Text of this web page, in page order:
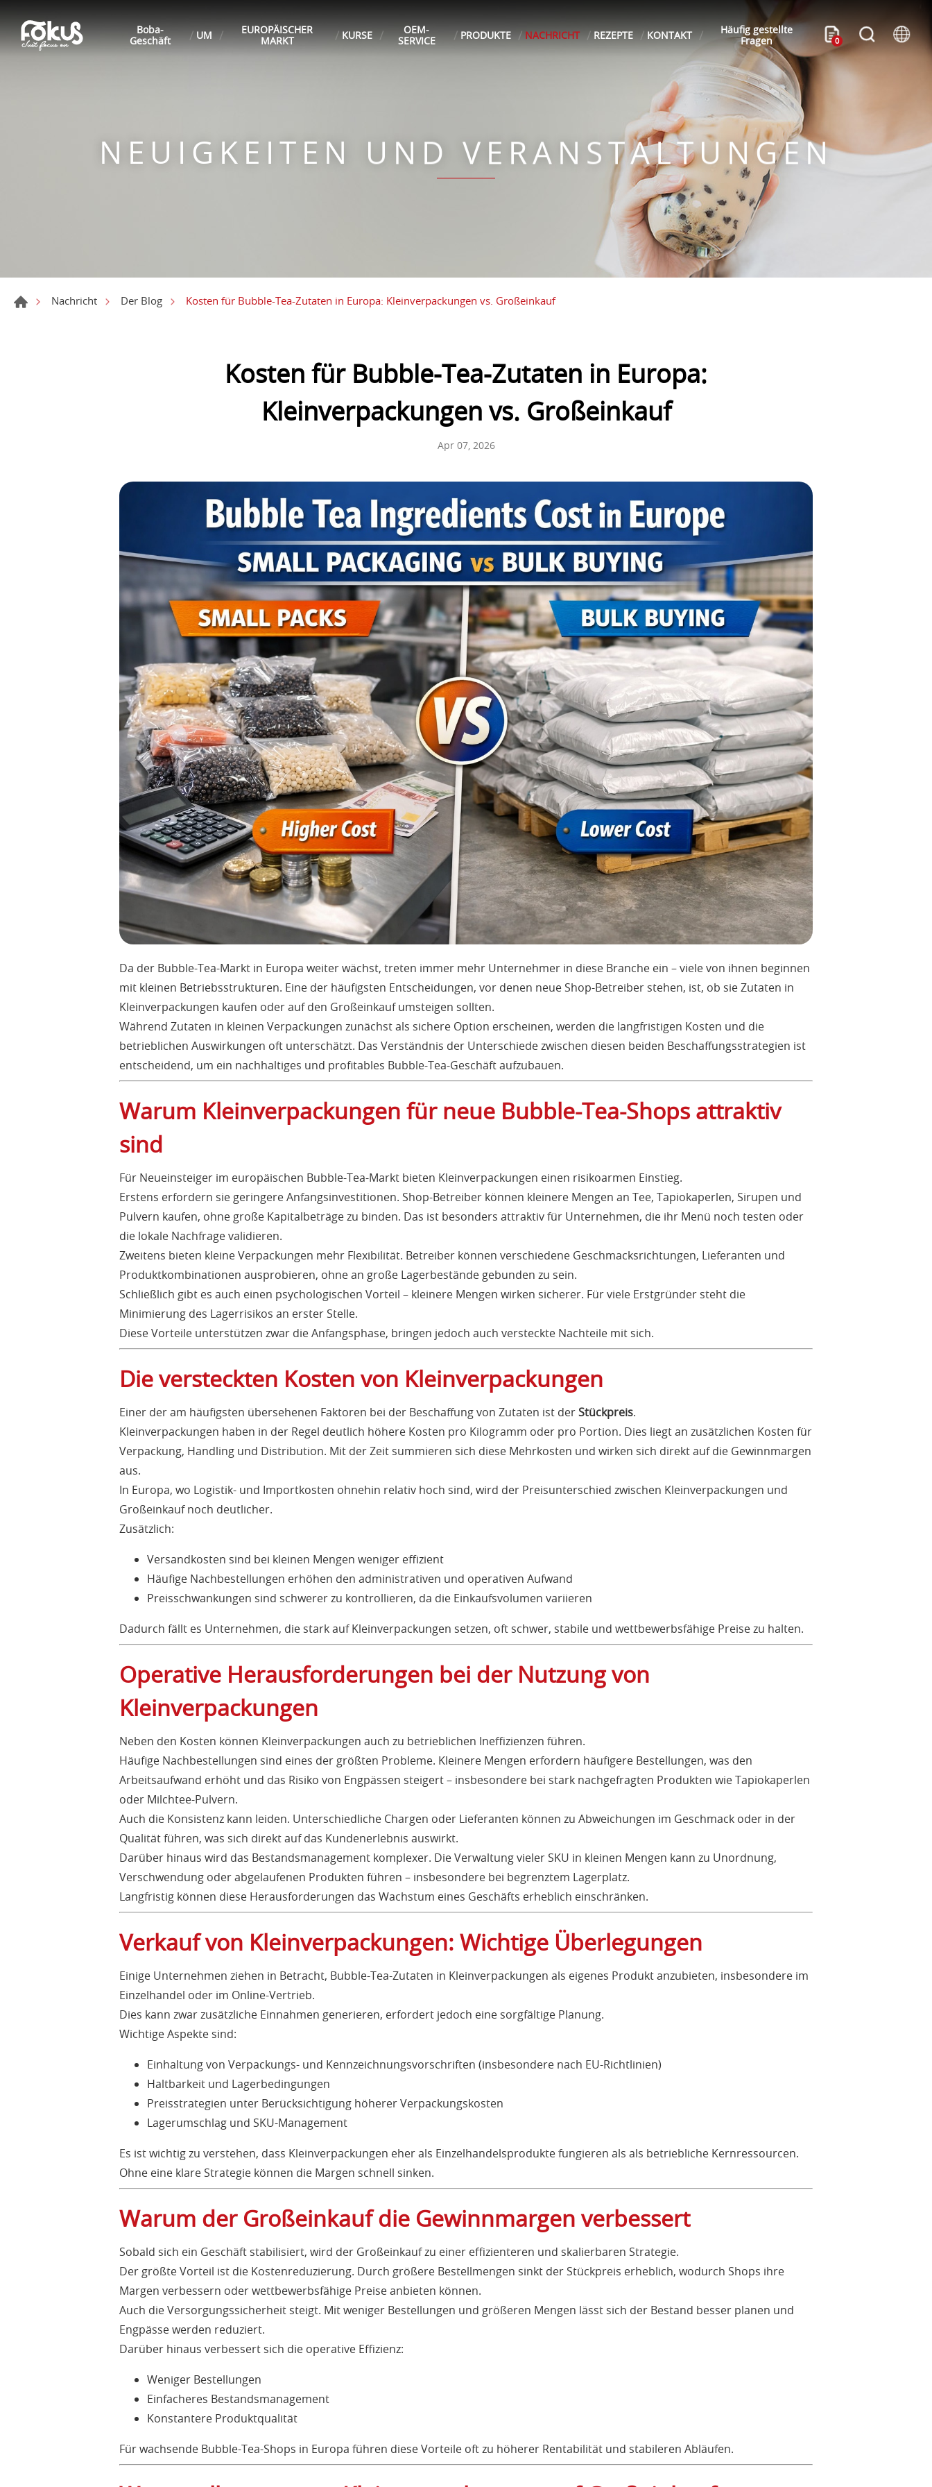
Boba-
Geschäft
UM
EUROPÄISCHER
MARKT
KURSE
OEM-
SERVICE
PRODUKTE NACHRICHT REZEPTE KONTAKT
Häufig gestellte
Fragen
0
NEUIGKEITEN UND VERANSTALTUNGEN
Nachricht Der Blog Kosten für Bubble-Tea-Zutaten in Europa: Kleinverpackungen vs. Großeinkauf
Kosten für Bubble-Tea-Zutaten in Europa:
Kleinverpackungen vs. Großeinkauf
Apr 07, 2026
Da der Bubble-Tea-Markt in Europa weiter wächst, treten immer mehr Unternehmer in diese Branche ein – viele von ihnen beginnen
mit kleinen Betriebsstrukturen. Eine der häufigsten Entscheidungen, vor denen neue Shop-Betreiber stehen, ist, ob sie Zutaten in
Kleinverpackungen kaufen oder auf den Großeinkauf umsteigen sollten.
Während Zutaten in kleinen Verpackungen zunächst als sichere Option erscheinen, werden die langfristigen Kosten und die
betrieblichen Auswirkungen oft unterschätzt. Das Verständnis der Unterschiede zwischen diesen beiden Beschaffungsstrategien ist
entscheidend, um ein nachhaltiges und profitables Bubble-Tea-Geschäft aufzubauen.
Warum Kleinverpackungen für neue Bubble-Tea-Shops attraktiv
sind
Für Neueinsteiger im europäischen Bubble-Tea-Markt bieten Kleinverpackungen einen risikoarmen Einstieg.
Erstens erfordern sie geringere Anfangsinvestitionen. Shop-Betreiber können kleinere Mengen an Tee, Tapiokaperlen, Sirupen und
Pulvern kaufen, ohne große Kapitalbeträge zu binden. Das ist besonders attraktiv für Unternehmen, die ihr Menü noch testen oder
die lokale Nachfrage validieren.
Zweitens bieten kleine Verpackungen mehr Flexibilität. Betreiber können verschiedene Geschmacksrichtungen, Lieferanten und
Produktkombinationen ausprobieren, ohne an große Lagerbestände gebunden zu sein.
Schließlich gibt es auch einen psychologischen Vorteil – kleinere Mengen wirken sicherer. Für viele Erstgründer steht die
Minimierung des Lagerrisikos an erster Stelle.
Diese Vorteile unterstützen zwar die Anfangsphase, bringen jedoch auch versteckte Nachteile mit sich.
Die versteckten Kosten von Kleinverpackungen
Einer der am häufigsten übersehenen Faktoren bei der Beschaffung von Zutaten ist derStückpreis.
Kleinverpackungen haben in der Regel deutlich höhere Kosten pro Kilogramm oder pro Portion. Dies liegt an zusätzlichen Kosten für
Verpackung, Handling und Distribution. Mit der Zeit summieren sich diese Mehrkosten und wirken sich direkt auf die Gewinnmargen
aus.
In Europa, wo Logistik- und Importkosten ohnehin relativ hoch sind, wird der Preisunterschied zwischen Kleinverpackungen und
Großeinkauf noch deutlicher.
Zusätzlich:
Versandkosten sind bei kleinen Mengen weniger effizient
Häufige Nachbestellungen erhöhen den administrativen und operativen Aufwand
Preisschwankungen sind schwerer zu kontrollieren, da die Einkaufsvolumen variieren
Dadurch fällt es Unternehmen, die stark auf Kleinverpackungen setzen, oft schwer, stabile und wettbewerbsfähige Preise zu halten.
Operative Herausforderungen bei der Nutzung von
Kleinverpackungen
Neben den Kosten können Kleinverpackungen auch zu betrieblichen Ineffizienzen führen.
Häufige Nachbestellungen sind eines der größten Probleme. Kleinere Mengen erfordern häufigere Bestellungen, was den
Arbeitsaufwand erhöht und das Risiko von Engpässen steigert – insbesondere bei stark nachgefragten Produkten wie Tapiokaperlen
oder Milchtee-Pulvern.
Auch die Konsistenz kann leiden. Unterschiedliche Chargen oder Lieferanten können zu Abweichungen im Geschmack oder in der
Qualität führen, was sich direkt auf das Kundenerlebnis auswirkt.
Darüber hinaus wird das Bestandsmanagement komplexer. Die Verwaltung vieler SKU in kleinen Mengen kann zu Unordnung,
Verschwendung oder abgelaufenen Produkten führen – insbesondere bei begrenztem Lagerplatz.
Langfristig können diese Herausforderungen das Wachstum eines Geschäfts erheblich einschränken.
Verkauf von Kleinverpackungen: Wichtige Überlegungen
Einige Unternehmen ziehen in Betracht, Bubble-Tea-Zutaten in Kleinverpackungen als eigenes Produkt anzubieten, insbesondere im
Einzelhandel oder im Online-Vertrieb.
Dies kann zwar zusätzliche Einnahmen generieren, erfordert jedoch eine sorgfältige Planung.
Wichtige Aspekte sind:
Einhaltung von Verpackungs- und Kennzeichnungsvorschriften (insbesondere nach EU-Richtlinien)
Haltbarkeit und Lagerbedingungen
Preisstrategien unter Berücksichtigung höherer Verpackungskosten
Lagerumschlag und SKU-Management
Es ist wichtig zu verstehen, dass Kleinverpackungen eher als Einzelhandelsprodukte fungieren als als betriebliche Kernressourcen.
Ohne eine klare Strategie können die Margen schnell sinken.
Warum der Großeinkauf die Gewinnmargen verbessert
Sobald sich ein Geschäft stabilisiert, wird der Großeinkauf zu einer effizienteren und skalierbaren Strategie.
Der größte Vorteil ist die Kostenreduzierung. Durch größere Bestellmengen sinkt der Stückpreis erheblich, wodurch Shops ihre
Margen verbessern oder wettbewerbsfähige Preise anbieten können.
Auch die Versorgungssicherheit steigt. Mit weniger Bestellungen und größeren Mengen lässt sich der Bestand besser planen und
Engpässe werden reduziert.
Darüber hinaus verbessert sich die operative Effizienz:
Weniger Bestellungen
Einfacheres Bestandsmanagement
Konstantere Produktqualität
Für wachsende Bubble-Tea-Shops in Europa führen diese Vorteile oft zu höherer Rentabilität und stabileren Abläufen.